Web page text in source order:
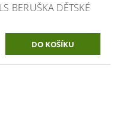
BERUŠKA DĚTSKÉ